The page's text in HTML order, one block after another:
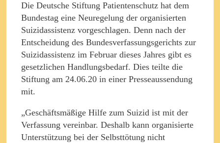
Die Deutsche Stiftung Patientenschutz hat dem
Bundestag eine Neuregelung der organisierten
Suizidassistenz vorgeschlagen. Denn nach der
Entscheidung des Bundesverfassungsgerichts zur
Suizidassistenz im Februar dieses Jahres gibt es
gesetzlichen Handlungsbedarf. Dies teilte die
Stiftung am 24.06.20 in einer Presseaussendung
mit.
„Geschäftsmäßige Hilfe zum Suizid ist mit der
Verfassung vereinbar. Deshalb kann organisierte
Unterstützung bei der Selbsttötung nicht